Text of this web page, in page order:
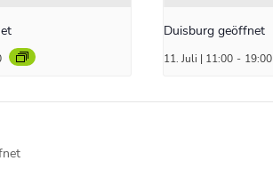
Duisburg geöffnet
11. Juli | 11:00 - 19:00